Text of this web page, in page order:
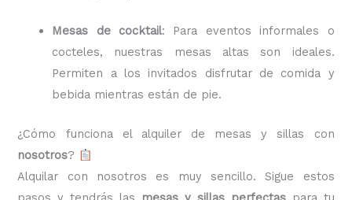
Mesas de cocktail: Para eventos informales o
cocteles, nuestras mesas altas son ideales.
Permiten a los invitados disfrutar de comida y
bebida mientras están de pie.
¿Cómo funciona el alquiler de mesas y sillas con
nosotros?
Alquilar con nosotros es muy sencillo. Sigue estos